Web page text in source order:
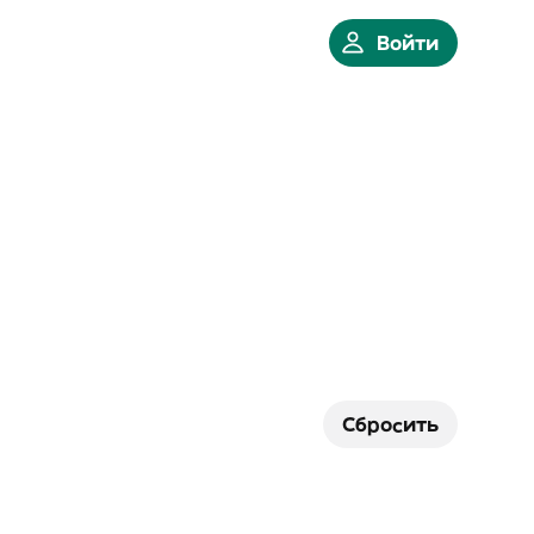
Войти
Сбросить